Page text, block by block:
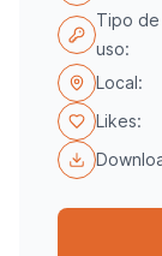
Tipo de
uso:
Local:
Likes: